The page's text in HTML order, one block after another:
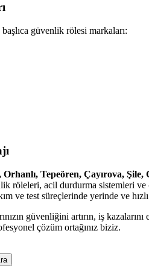
güvenlik rölesi markaları:
Orhanlı, Tepeören, Çayırova,
röleleri, acil durdurma sistemleri ve
ve test süreçlerinde yerinde ve
güvenliğini artırın, iş kazalarını
çözüm ortağınız biziz.